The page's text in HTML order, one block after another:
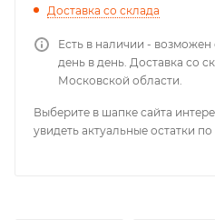
Доставка со склада
Есть в наличии -
день в день. Доставка со
Московской области.
Выберите в шапке сайта
увидеть актуальные остатки по